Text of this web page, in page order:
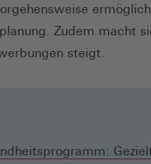
Zudem macht
steigt.